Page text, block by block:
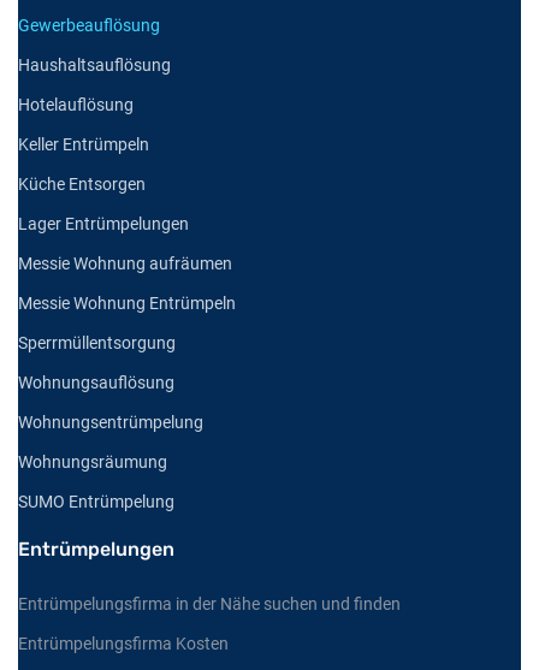
Gewerbeauflösung
Haushaltsauflösung
Hotelauflösung
Keller Entrümpeln
Küche Entsorgen
Lager Entrümpelungen
Messie Wohnung aufräumen
Messie Wohnung Entrümpeln
Sperrmüllentsorgung
Wohnungsauflösung
Wohnungsentrümpelung
Wohnungsräumung
SUMO Entrümpelung
Entrümpelungen
Entrümpelungsfirma in der Nähe suchen und finden
Entrümpelungsfirma Kosten